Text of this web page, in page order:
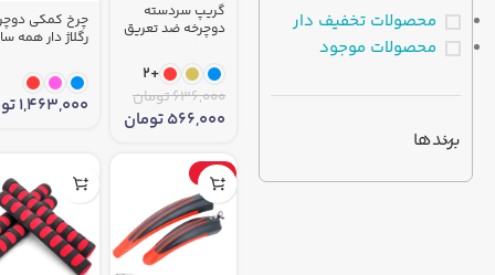
محصولات تخفیف دار
محصولات موجود
برندها
گریپ سردسته
دوچرخه ضد تعریق
+2
636,000تومان
566,000تومان
چرخ کمکی
رگلاژ دار همه
1,463,000
-14%